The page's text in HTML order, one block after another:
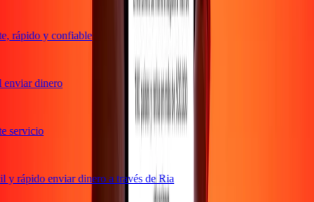
rápido y confiable
dinero
rápido enviar dinero a través de Ria